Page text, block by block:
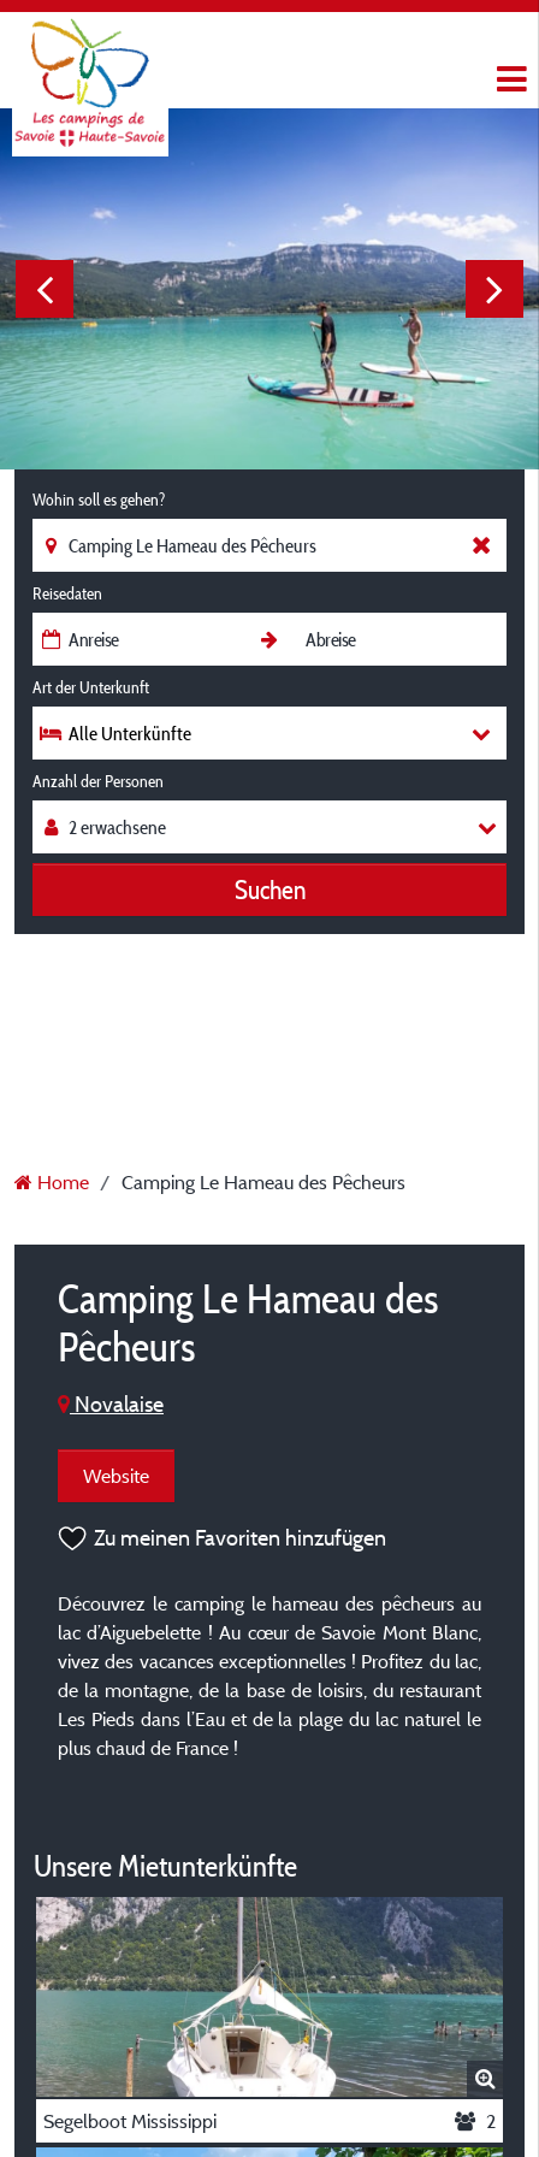
Wohin soll es gehen?
Reisedaten
Art der Unterkunft
Alle Unterkünfte
Anzahl der Personen
Suchen
Home Camping Le Hameau des Pêcheurs
Camping Le Hameau des
Pêcheurs
Novalaise
Website
Zu meinen Favoriten hinzufügen
Découvrez le camping le hameau des pêcheurs au
lac d’Aiguebelette ! Au cœur de Savoie Mont Blanc,
vivez des vacances exceptionnelles ! Profitez du lac,
de la montagne, de la base de loisirs, du restaurant
Les Pieds dans l’Eau et de la plage du lac naturel le
plus chaud de France !
Unsere Mietunterkünfte
Segelboot Mississippi 2